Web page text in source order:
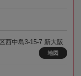
西中島3-15-7 新大阪
地図